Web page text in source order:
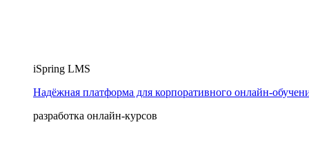
iSpring LMS
Надёжная платформа для корпоративного
разработка онлайн-курсов